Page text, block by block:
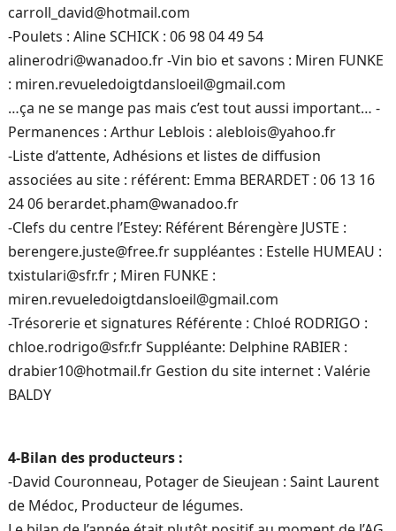
carroll_david@hotmail.com
-Poulets : Aline SCHICK : 06 98 04 49 54
alinerodri@wanadoo.fr -Vin bio et savons : Miren FUNKE
: miren.revueledoigtdansloeil@gmail.com
…ça ne se mange pas mais c’est tout aussi important… -
Permanences : Arthur Leblois : aleblois@yahoo.fr
-Liste d’attente, Adhésions et listes de diffusion
associées au site : référent: Emma BERARDET : 06 13 16
24 06 berardet.pham@wanadoo.fr
-Clefs du centre l’Estey: Référent Bérengère JUSTE :
berengere.juste@free.fr suppléantes : Estelle HUMEAU :
txistulari@sfr.fr ; Miren FUNKE :
miren.revueledoigtdansloeil@gmail.com
-Trésorerie et signatures Référente : Chloé RODRIGO :
chloe.rodrigo@sfr.fr Suppléante: Delphine RABIER :
drabier10@hotmail.fr Gestion du site internet : Valérie
BALDY
4-Bilan des producteurs :
-David Couronneau, Potager de Sieujean : Saint Laurent
de Médoc, Producteur de légumes.